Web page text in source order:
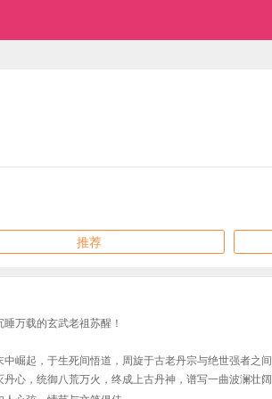
推荐
万载的玄武老祖苏醒！
起，于生死间悟道，周旋于古老丹宗与绝世强者之间
心，统御八荒万火，终成上古丹神，谱写一曲波澜壮阔